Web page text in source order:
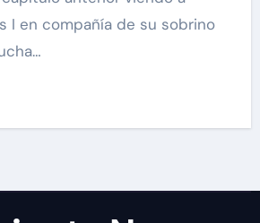
I en compañía de su sobrino